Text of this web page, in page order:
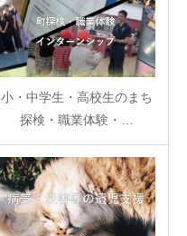
小・中学生・高校生のまち
探検・職業体験・…